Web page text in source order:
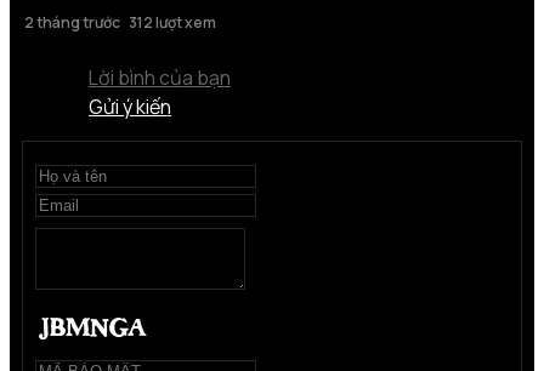
2 tháng trước 312 lượt xem
Lời bình của bạn
Gửi ý kiến